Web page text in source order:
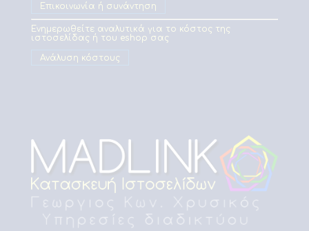
Επικοινωνία ή συνάντηση
Ενημερωθείτε αναλυτικά για το κόστος της
ιστοσελίδας ή του eshop σας
Ανάλυση κόστους